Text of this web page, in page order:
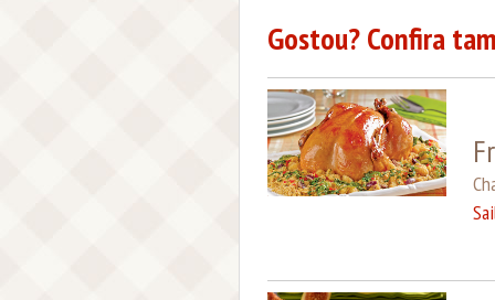
Gostou? Confira